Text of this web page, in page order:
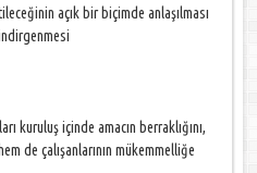
açık bir biçimde anlaşılması
kuruluş içinde amacın berraklığını,
de çalışanlarının mükemmelliğe